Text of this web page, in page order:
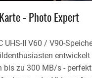
- Photo Expert
UHS-II V60 / V90-
entwickelt
bis zu 300 MB/s -